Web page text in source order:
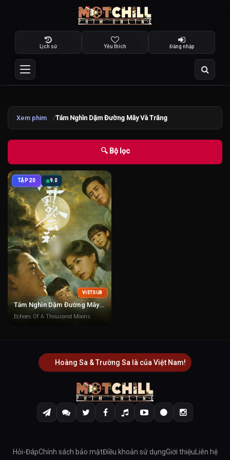
Lịch sử Yêu thích Đăng nhập
Xem phim Tám Nghìn Dặm Đường Mây Và Trăng
🔍 Bộ lọc
TẬP 20 9.0
VIETSUB
Tám Nghìn Dặm Đường Mây Và Trăng
Echoes Of A Thousand Moons
Hoàng Sa & Trường Sa là của Việt Nam!
Hỏi-ĐápChính sách bảo mậtĐiều khoản sử dụngGiới thiệuLiên hệ